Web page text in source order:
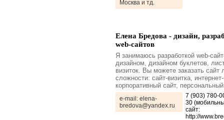
Москва и тд.
Елена Бредова - дизайн,
web-сайтов
Я занимаюсь разработкой web-
дизайном, дизайном буклетов,
визиток. Вы можете заказать сайт
сложности: сайт-визитка,
корпоративный сайт,
e-mail: elena-
bredova@yandex.ru
7 (903) 780-
30
сайт:
http://